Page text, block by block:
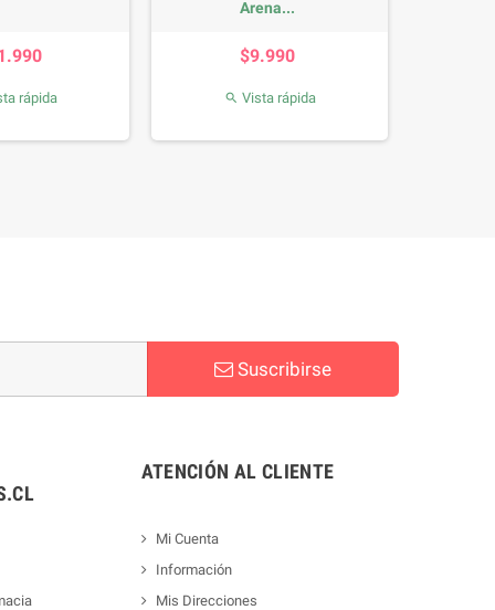
Vista rápida
Suscribirse
ATENCIÓN AL CLIENTE
Mi Cuenta
Información
Mis Direcciones